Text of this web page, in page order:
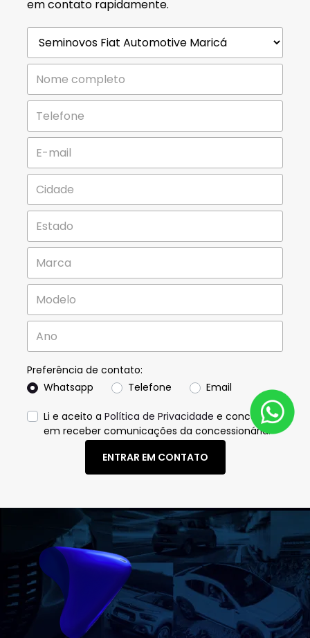
em contato rapidamente.
Preferência de contato:
Whatsapp
Telefone Email
Li e aceito a Política de Privacidade e concordo
em receber comunicações da concessionária.
ENTRAR EM CONTATO